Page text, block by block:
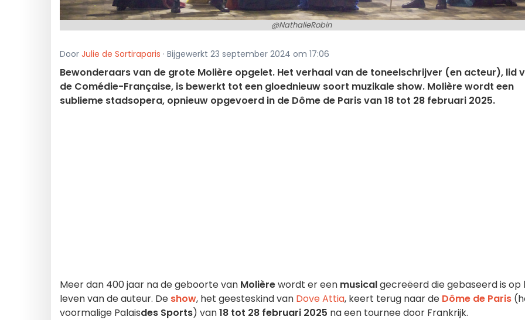
@NathalieRobin
Door Julie de Sortiraparis · Bijgewerkt 23 september 2024 om 17:06
Bewonderaars van de grote Molière opgelet. Het verhaal van de toneelschrijver (en acteur), lid
de Comédie-Française, is bewerkt tot een gloednieuw soort muzikale show. Molière wordt een
sublieme stadsopera, opnieuw opgevoerd in de Dôme de Paris van 18 tot 28 februari 2025.
Meer dan 400 jaar na de geboorte van Molièrewordt er een musicalgecreëerd die gebaseerd is op
leven van de auteur. De show, het geesteskind van Dove Attia, keert terug naar de Dôme de Paris
voormalige Palaisdes Sports) van18 tot 28 februari 2025 na een tournee door Frankrijk.